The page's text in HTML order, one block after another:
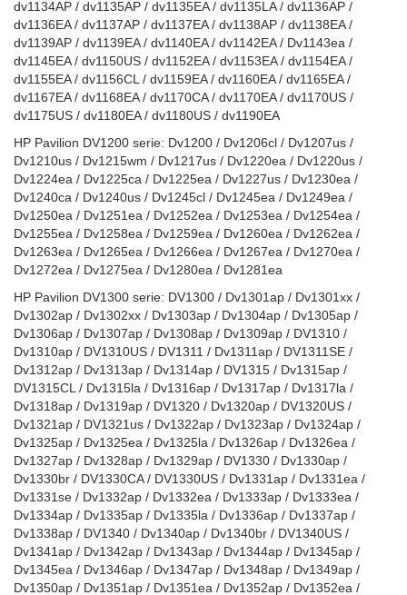
dv1134AP / dv1135AP / dv1135EA / dv1135LA / dv1136AP /
dv1136EA / dv1137AP / dv1137EA / dv1138AP / dv1138EA /
dv1139AP / dv1139EA / dv1140EA / dv1142EA / Dv1143ea /
dv1145EA / dv1150US / dv1152EA / dv1153EA / dv1154EA /
dv1155EA / dv1156CL / dv1159EA / dv1160EA / dv1165EA /
dv1167EA / dv1168EA / dv1170CA / dv1170EA / dv1170US /
dv1175US / dv1180EA / dv1180US / dv1190EA
HP Pavilion DV1200 serie: Dv1200 / Dv1206cl / Dv1207us /
Dv1210us / Dv1215wm / Dv1217us / Dv1220ea / Dv1220us /
Dv1224ea / Dv1225ca / Dv1225ea / Dv1227us / Dv1230ea /
Dv1240ca / Dv1240us / Dv1245cl / Dv1245ea / Dv1249ea /
Dv1250ea / Dv1251ea / Dv1252ea / Dv1253ea / Dv1254ea /
Dv1255ea / Dv1258ea / Dv1259ea / Dv1260ea / Dv1262ea /
Dv1263ea / Dv1265ea / Dv1266ea / Dv1267ea / Dv1270ea /
Dv1272ea / Dv1275ea / Dv1280ea / Dv1281ea
HP Pavilion DV1300 serie: DV1300 / Dv1301ap / Dv1301xx /
Dv1302ap / Dv1302xx / Dv1303ap / Dv1304ap / Dv1305ap /
Dv1306ap / Dv1307ap / Dv1308ap / Dv1309ap / DV1310 /
Dv1310ap / DV1310US / DV1311 / Dv1311ap / DV1311SE /
Dv1312ap / Dv1313ap / Dv1314ap / DV1315 / Dv1315ap /
DV1315CL / Dv1315la / Dv1316ap / Dv1317ap / Dv1317la /
Dv1318ap / Dv1319ap / DV1320 / Dv1320ap / DV1320US /
Dv1321ap / DV1321us / Dv1322ap / Dv1323ap / Dv1324ap /
Dv1325ap / Dv1325ea / Dv1325la / Dv1326ap / Dv1326ea /
Dv1327ap / Dv1328ap / Dv1329ap / DV1330 / Dv1330ap /
Dv1330br / DV1330CA / DV1330US / Dv1331ap / Dv1331ea /
Dv1331se / Dv1332ap / Dv1332ea / Dv1333ap / Dv1333ea /
Dv1334ap / Dv1335ap / Dv1335la / Dv1336ap / Dv1337ap /
Dv1338ap / DV1340 / Dv1340ap / Dv1340br / DV1340US /
Dv1341ap / Dv1342ap / Dv1343ap / Dv1344ap / Dv1345ap /
Dv1345ea / Dv1346ap / Dv1347ap / Dv1348ap / Dv1349ap /
Dv1350ap / Dv1351ap / Dv1351ea / Dv1352ap / Dv1352ea /